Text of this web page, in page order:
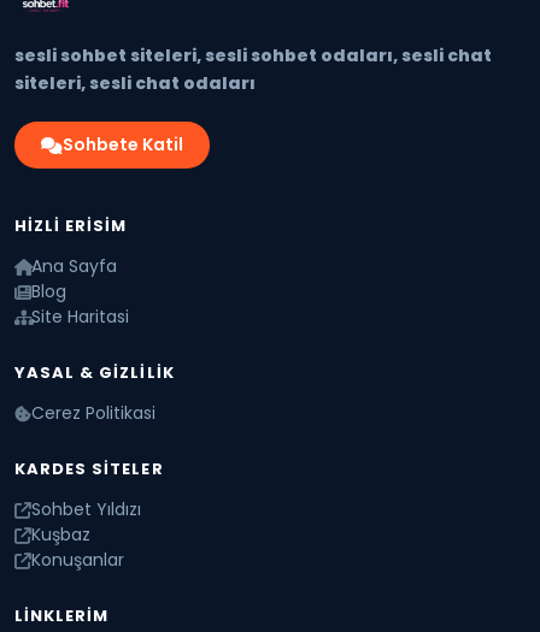
sesli sohbet siteleri, sesli sohbet odaları, sesli chat
siteleri, sesli chat odaları
Sohbete Katil
HIZLI ERISIM
Ana Sayfa
Blog
Site Haritasi
YASAL & GIZLILIK
Cerez Politikasi
KARDES SITELER
Sohbet Yıldızı
Kuşbaz
Konuşanlar
LINKLERIM